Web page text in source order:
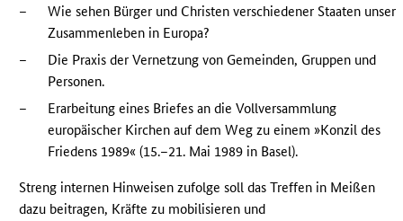
–
Wie sehen Bürger und Christen verschiedener Staaten unser
Zusammenleben in Europa?
–
Die Praxis der Vernetzung von Gemeinden, Gruppen und
Personen.
–
Erarbeitung eines Briefes an die Vollversammlung
europäischer Kirchen auf dem Weg zu einem »Konzil des
Friedens 1989« (15.–21. Mai 1989 in Basel).
Streng internen Hinweisen zufolge soll das Treffen in Meißen
dazu beitragen, Kräfte zu mobilisieren und